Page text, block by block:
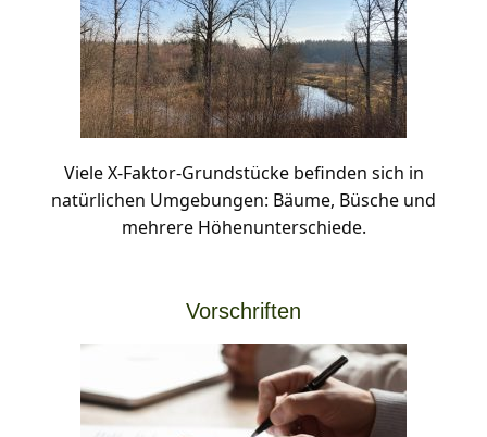
Viele X-Faktor-Grundstücke befinden sich in
natürlichen Umgebungen: Bäume, Büsche und
mehrere Höhenunterschiede.
Vorschriften